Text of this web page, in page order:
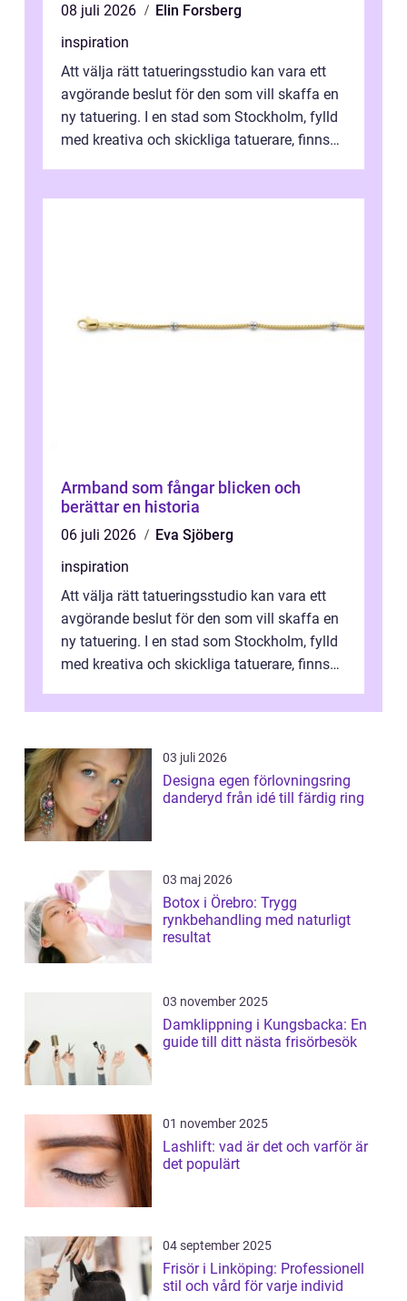
08 juli 2026
Elin Forsberg
inspiration
Att välja rätt tatueringsstudio kan vara ett
avgörande beslut för den som vill skaffa en
ny tatuering. I en stad som Stockholm, fylld
med kreativa och skickliga tatuerare, finns
Armband som fångar blicken och
berättar en historia
06 juli 2026
Eva Sjöberg
inspiration
Att välja rätt tatueringsstudio kan vara ett
avgörande beslut för den som vill skaffa en
ny tatuering. I en stad som Stockholm, fylld
med kreativa och skickliga tatuerare, finns
03 juli 2026
Designa egen förlovningsring
danderyd från idé till färdig ring
03 maj 2026
Botox i Örebro: Trygg
rynkbehandling med naturligt
resultat
03 november 2025
Damklippning i Kungsbacka: En
guide till ditt nästa frisörbesök
01 november 2025
Lashlift: vad är det och varför är
det populärt
04 september 2025
Frisör i Linköping: Professionell
stil och vård för varje individ